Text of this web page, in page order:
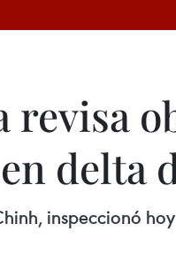
delta
inspeccionó